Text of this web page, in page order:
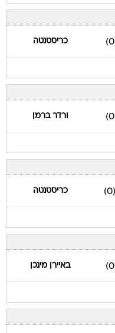
כריסטנטה
ורדר ברמן
(0) כריסטנטה
באיירן מינכן